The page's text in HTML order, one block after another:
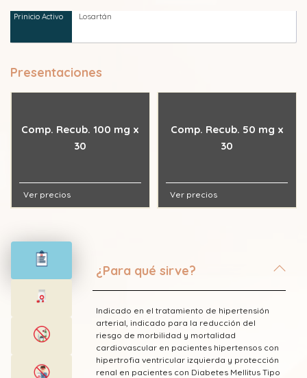
Losartán
Presentaciones
Comp. Recub. 100 mg x
30
Ver precios
Comp. Recub. 50 mg x
30
Ver precios
¿Para qué sirve?
Indicado en el tratamiento de hipertensión
arterial, indicado para la reducción del
riesgo de morbilidad y mortalidad
cardiovascular en pacientes hipertensos con
hipertrofia ventricular izquierda y protección
renal en pacientes con Diabetes Mellitus Tipo